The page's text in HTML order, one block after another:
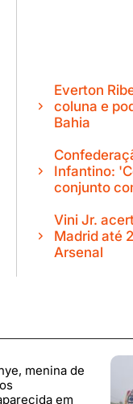
Everton
coluna e
Bahia
Infantino:
conjunto
Vini Jr.
Madrid até
Arsenal
menina de
em